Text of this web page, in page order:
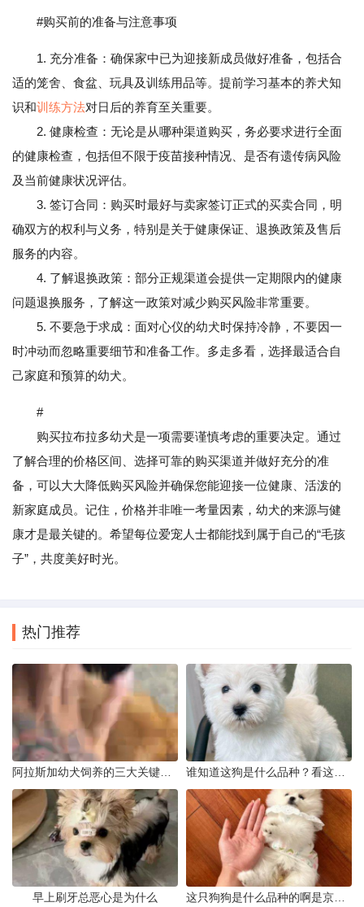
#购买前的准备与注意事项
1. 充分准备：确保家中已为迎接新成员做好准备，包括合
适的笼舍、食盆、玩具及训练用品等。提前学习基本的养犬知
识和训练方法对日后的养育至关重要。
2. 健康检查：无论是从哪种渠道购买，务必要求进行全面
的健康检查，包括但不限于疫苗接种情况、是否有遗传病风险
及当前健康状况评估。
3. 签订合同：购买时最好与卖家签订正式的买卖合同，明
确双方的权利与义务，特别是关于健康保证、退换政策及售后
服务的内容。
4. 了解退换政策：部分正规渠道会提供一定期限内的健康
问题退换服务，了解这一政策对减少购买风险非常重要。
5. 不要急于求成：面对心仪的幼犬时保持冷静，不要因一
时冲动而忽略重要细节和准备工作。多走多看，选择最适合自
己家庭和预算的幼犬。
#
购买拉布拉多幼犬是一项需要谨慎考虑的重要决定。通过
了解合理的价格区间、选择可靠的购买渠道并做好充分的准
备，可以大大降低购买风险并确保您能迎接一位健康、活泼的
新家庭成员。记住，价格并非唯一考量因素，幼犬的来源与健
康才是最关键的。希望每位爱宠人士都能找到属于自己的“毛孩
子”，共度美好时光。
热门推荐
早上刷牙总恶心是为什么